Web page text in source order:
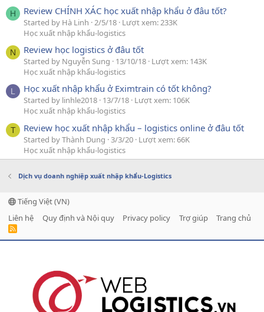
H Review CHÍNH XÁC học xuất nhập khẩu ở đâu tốt?
Started by Hà Linh 2/5/18 Lượt xem: 233K
Học xuất nhập khẩu-logistics
N Review học logistics ở đâu tốt
Started by Nguyễn Sung 13/10/18 Lượt xem: 143K
Học xuất nhập khẩu-logistics
L Học xuất nhập khẩu ở Eximtrain có tốt không?
Started by linhle2018 13/7/18 Lượt xem: 106K
Học xuất nhập khẩu-logistics
T Review học xuất nhập khẩu – logistics online ở đâu tốt
Started by Thành Dung 3/3/20 Lượt xem: 66K
Học xuất nhập khẩu-logistics
Dịch vụ doanh nghiệp xuất nhập khẩu-Logistics
Tiếng Việt (VN)
Liên hệ
Quy định và Nội quy Privacy policy Trợ giúp Trang chủ
R